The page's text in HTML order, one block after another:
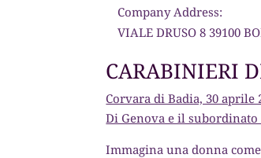
Company Address:
VIALE DRUSO 8 39100
CARABINIERI
Corvara di Badia, 30
Di Genova e il subordinato
Immagina una donna